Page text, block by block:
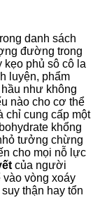
danh sách
đường trong
kẹo phủ sô cô la
luyện, phẩm
như không
nào cho cơ thể
chỉ cung cấp một
khổng
tưởng chừng
cho mọi nỗ lực
của người
vào vòng xoáy
thận hay tổn